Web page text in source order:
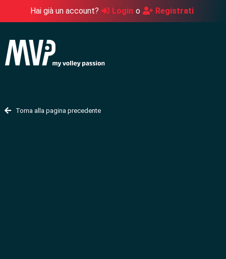
Hai già un account? Login o Registrati
Torna alla pagina precedente